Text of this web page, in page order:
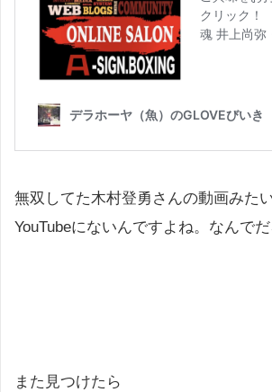
無双してた木村登勇さんの動画みた
YouTubeにないんですよね。なんでだ
また見つけたら